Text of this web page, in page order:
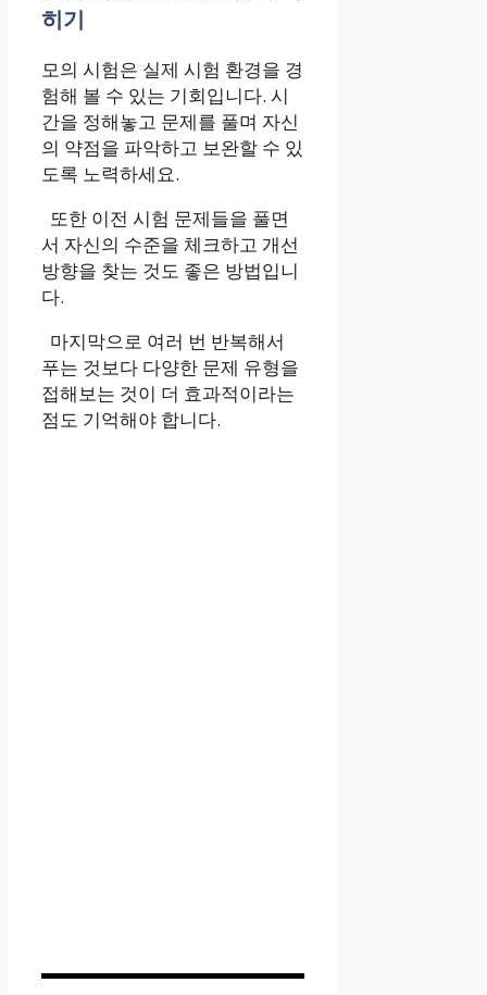
히기
모의 시험은 실제 시험 환경을 경
험해 볼 수 있는 기회입니다. 시
간을 정해놓고 문제를 풀며 자신
의 약점을 파악하고 보완할 수 있
도록 노력하세요.
또한 이전 시험 문제들을 풀면
서 자신의 수준을 체크하고 개선
방향을 찾는 것도 좋은 방법입니
다.
마지막으로 여러 번 반복해서
푸는 것보다 다양한 문제 유형을
접해보는 것이 더 효과적이라는
점도 기억해야 합니다.